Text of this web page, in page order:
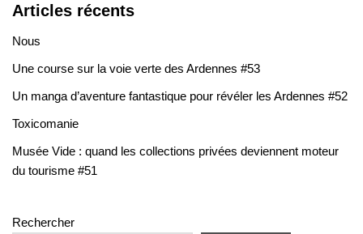
Articles récents
Nous
Une course sur la voie verte des Ardennes #53
Un manga d’aventure fantastique pour révéler les Ardennes #52
Toxicomanie
Musée Vide : quand les collections privées deviennent moteur
du tourisme #51
Rechercher